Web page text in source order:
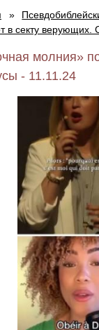
»
в секту
молния»
- 11.11.24